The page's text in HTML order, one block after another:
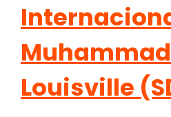
Louisville